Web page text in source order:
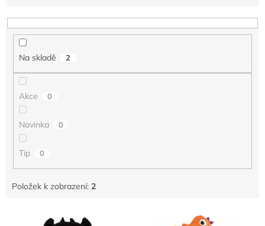
n
Na skladě 2
Akce 0
Novinka 0
Tip 0
Položek k zobrazení: 2